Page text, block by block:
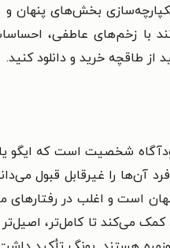
یکپارچه‌سازی بخش‌های
با زخم‌های عاطفی،
از طاقچه خرید و دانلود کنید.
شخصیت است که ایگو یا
آن‌ها را غیرقابل قبول
است و اغلب در رفتارهای
می‌کند تا کامل‌تر، اصیل‌تر